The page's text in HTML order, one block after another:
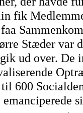
fik
Stæder var
ud over. De
600